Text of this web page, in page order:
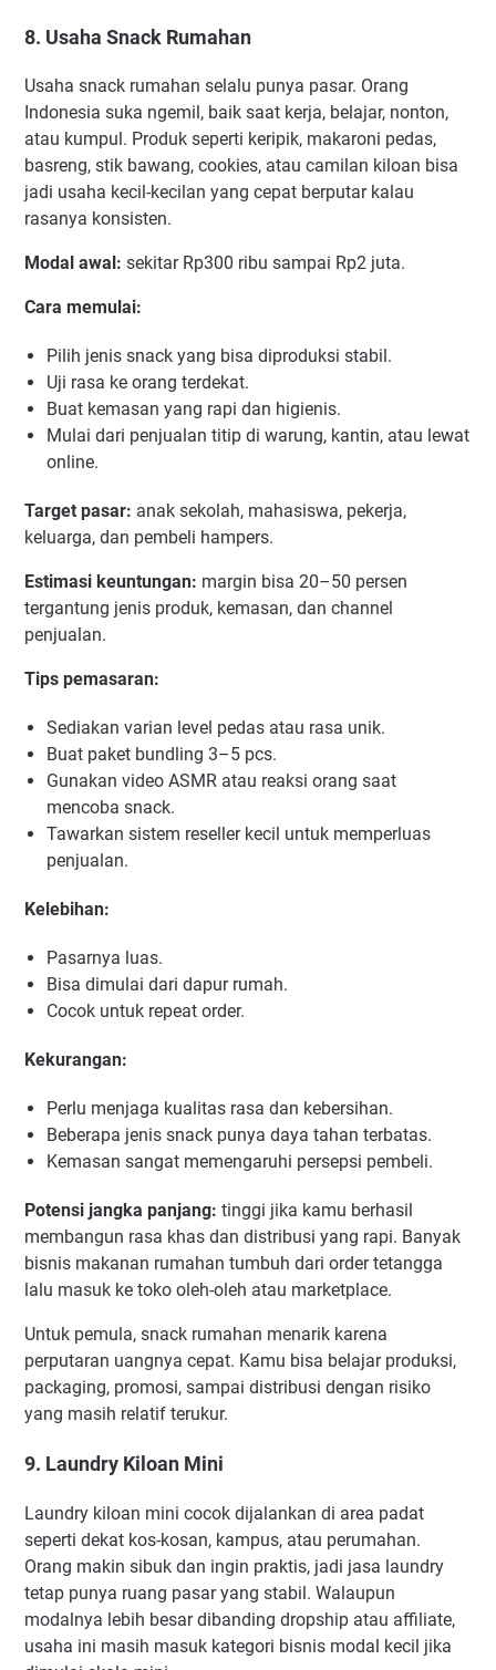
8. Usaha Snack Rumahan
Usaha snack rumahan selalu punya pasar. Orang
Indonesia suka ngemil, baik saat kerja, belajar, nonton,
atau kumpul. Produk seperti keripik, makaroni pedas,
basreng, stik bawang, cookies, atau camilan kiloan bisa
jadi usaha kecil-kecilan yang cepat berputar kalau
rasanya konsisten.
Modal awal: sekitar Rp300 ribu sampai Rp2 juta.
Cara memulai:
Pilih jenis snack yang bisa diproduksi stabil.
Uji rasa ke orang terdekat.
Buat kemasan yang rapi dan higienis.
Mulai dari penjualan titip di warung, kantin, atau lewat
online.
Target pasar: anak sekolah, mahasiswa, pekerja,
keluarga, dan pembeli hampers.
Estimasi keuntungan: margin bisa 20–50 persen
tergantung jenis produk, kemasan, dan channel
penjualan.
Tips pemasaran:
Sediakan varian level pedas atau rasa unik.
Buat paket bundling 3–5 pcs.
Gunakan video ASMR atau reaksi orang saat
mencoba snack.
Tawarkan sistem reseller kecil untuk memperluas
penjualan.
Kelebihan:
Pasarnya luas.
Bisa dimulai dari dapur rumah.
Cocok untuk repeat order.
Kekurangan:
Perlu menjaga kualitas rasa dan kebersihan.
Beberapa jenis snack punya daya tahan terbatas.
Kemasan sangat memengaruhi persepsi pembeli.
Potensi jangka panjang: tinggi jika kamu berhasil
membangun rasa khas dan distribusi yang rapi. Banyak
bisnis makanan rumahan tumbuh dari order tetangga
lalu masuk ke toko oleh-oleh atau marketplace.
Untuk pemula, snack rumahan menarik karena
perputaran uangnya cepat. Kamu bisa belajar produksi,
packaging, promosi, sampai distribusi dengan risiko
yang masih relatif terukur.
9. Laundry Kiloan Mini
Laundry kiloan mini cocok dijalankan di area padat
seperti dekat kos-kosan, kampus, atau perumahan.
Orang makin sibuk dan ingin praktis, jadi jasa laundry
tetap punya ruang pasar yang stabil. Walaupun
modalnya lebih besar dibanding dropship atau affiliate,
usaha ini masih masuk kategori bisnis modal kecil jika